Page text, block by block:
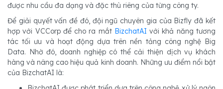
được nhu cầu đa dạng và đặc thù riêng của từng công ty.
Để giải quyết vấn đề đó, đội ngũ chuyên gia của Bizfly đã kết
hợp với VCCorp để cho ra mắt BizchatAIvới khả năng tương
tác tối ưu và hoạt động dựa trên nền tảng công nghệ Big
Data. Nhờ đó, doanh nghiệp có thể cải thiện dịch vụ khách
hàng và nâng cao hiệu quả kinh doanh. Những ưu điểm nổi bật
của BizchatAI là: